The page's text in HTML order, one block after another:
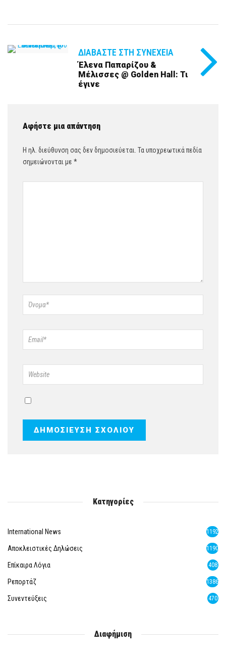
ΔΙΑΒΆΣΤΕ ΣΤΗ ΣΥΝΈΧΕΙΑ
Έλενα Παπαρίζου &
Μέλισσες @ Golden Hall: Τι
έγινε
Αφήστε μια απάντηση
Η ηλ. διεύθυνση σας δεν δημοσιεύεται. Τα υποχρεωτικά πεδία
σημειώνονται με *
Κατηγορίες
International News 1192
Αποκλειστικές Δηλώσεις 1190
Επίκαιρα Λόγια 408
Ρεπορτάζ 1386
Συνεντεύξεις 470
Διαφήμιση